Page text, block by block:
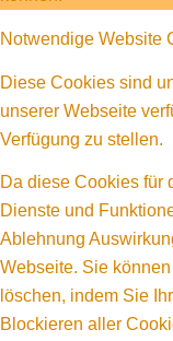
Notwendige Website
Diese Cookies sind
unserer Webseite
Verfügung zu stellen.
Da diese Cookies für
Dienste und
Ablehnung
Webseite. Sie
löschen, indem Sie
Blockieren aller